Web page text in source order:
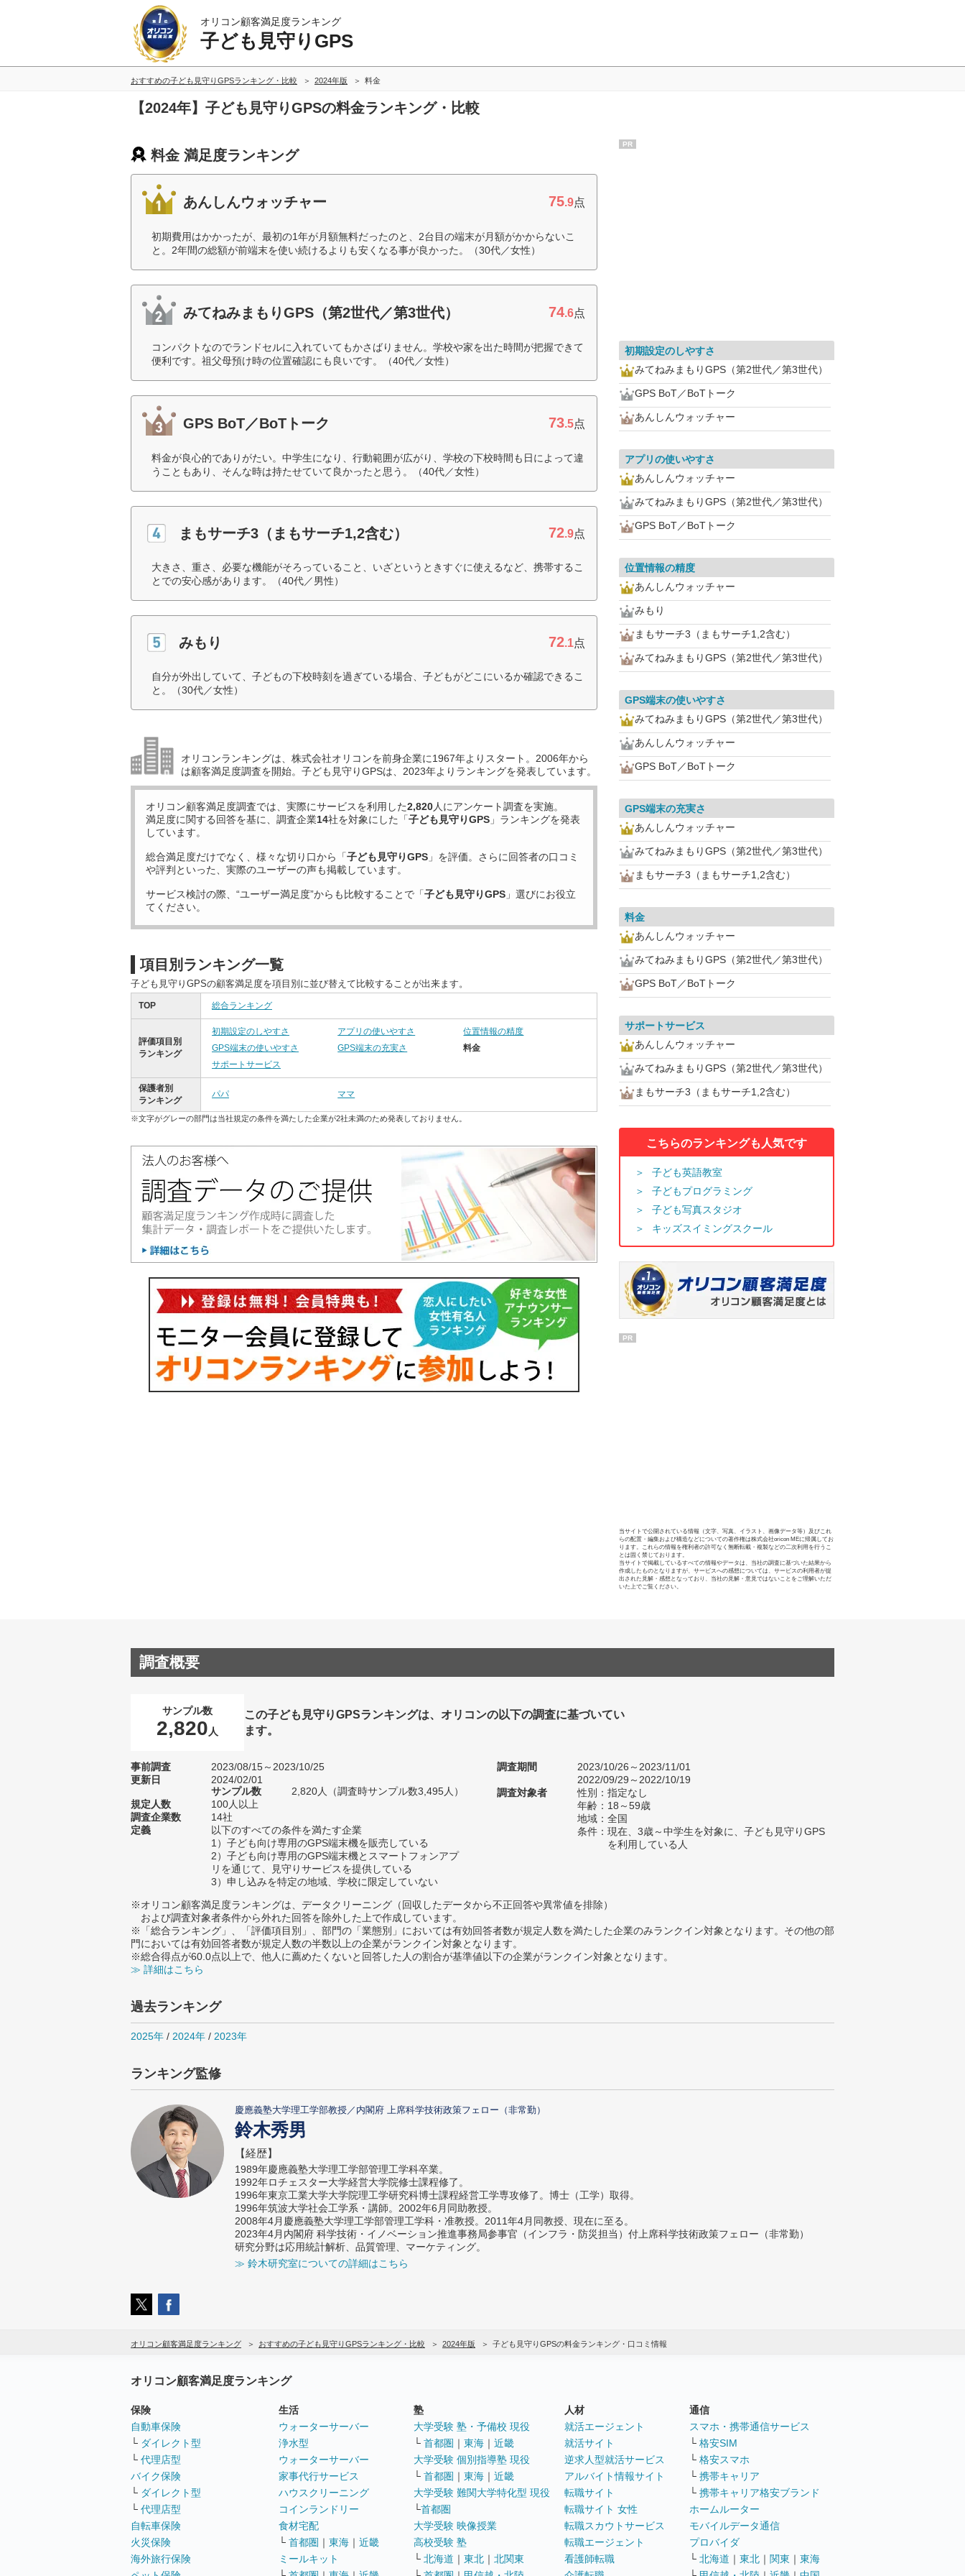
オリコン顧客満足度ランキング
子ども見守りGPS
おすすめの子ども見守りGPSランキング・比較 2024年版 料金
【2024年】子ども見守りGPSの料金ランキング・比較
料金 満足度ランキング
あんしんウォッチャー 75.9点
初期費用はかかったが、最初の1年が月額無料だったのと、2台目の端末が月額がかからないこ
と。2年間の総額が前端末を使い続けるよりも安くなる事が良かった。（30代／女性）
みてねみまもりGPS（第2世代／第3世代） 74.6点
コンパクトなのでランドセルに入れていてもかさばりません。学校や家を出た時間が把握できて
便利です。祖父母預け時の位置確認にも良いです。（40代／女性）
GPS BoT／BoTトーク 73.5点
料金が良心的でありがたい。中学生になり、行動範囲が広がり、学校の下校時間も日によって違
うこともあり、そんな時は持たせていて良かったと思う。（40代／女性）
まもサーチ3（まもサーチ1,2含む） 72.9点
大きさ、重さ、必要な機能がそろっていること、いざというときすぐに使えるなど、携帯するこ
とでの安心感があります。（40代／男性）
みもり 72.1点
自分が外出していて、子どもの下校時刻を過ぎている場合、子どもがどこにいるか確認できるこ
と。（30代／女性）
オリコンランキングは、株式会社オリコンを前身企業に1967年よりスタート。2006年から
は顧客満足度調査を開始。子ども見守りGPSは、2023年よりランキングを発表しています。
オリコン顧客満足度調査では、実際にサービスを利用した2,820人にアンケート調査を実施。
満足度に関する回答を基に、調査企業14社を対象にした「子ども見守りGPS 」ランキングを発表
しています。
総合満足度だけでなく、様々な切り口から「子ども見守りGPS 」を評価。さらに回答者の口コミ
や評判といった、実際のユーザーの声も掲載しています。
サービス検討の際、“ユーザー満足度”からも比較することで「子ども見守りGPS 」選びにお役立
てください。
項目別ランキング一覧
子ども見守りGPSの顧客満足度を項目別に並び替えて比較することが出来ます。
TOP 総合ランキング
評価項目別
ランキング
初期設定のしやすさ アプリの使いやすさ
位置情報の精度
GPS端末の使いやすさ
GPS端末の充実さ
料金
サポートサービス
保護者別
ランキング
パパ ママ
※文字がグレーの部門は当社規定の条件を満たした企業が2社未満のため発表しておりません。
PR
初期設定のしやすさ
みてねみまもりGPS（第2世代／第3世代）
GPS BoT／BoTトーク
あんしんウォッチャー
アプリの使いやすさ
あんしんウォッチャー
みてねみまもりGPS（第2世代／第3世代）
GPS BoT／BoTトーク
位置情報の精度
あんしんウォッチャー
みもり
まもサーチ3（まもサーチ1,2含む）
みてねみまもりGPS（第2世代／第3世代）
GPS端末の使いやすさ
みてねみまもりGPS（第2世代／第3世代）
あんしんウォッチャー
GPS BoT／BoTトーク
GPS端末の充実さ
あんしんウォッチャー
みてねみまもりGPS（第2世代／第3世代）
まもサーチ3（まもサーチ1,2含む）
料金
あんしんウォッチャー
みてねみまもりGPS（第2世代／第3世代）
GPS BoT／BoTトーク
サポートサービス
あんしんウォッチャー
みてねみまもりGPS（第2世代／第3世代）
まもサーチ3（まもサーチ1,2含む）
こちらのランキングも人気です
子ども英語教室
子どもプログラミング
子ども写真スタジオ
キッズスイミングスクール
PR
当サイトで公開されている情報（文字、写真、イラスト、画像データ等）及びこれ
らの配置・編集および構造などについての著作権は株式会社oricon MEに帰属してお
ります。これらの情報を権利者の許可なく無断転載・複製などの二次利用を行うこ
とは固く禁じております。
当サイトで掲載しているすべての情報やデータは、当社の調査に基づいた結果から
作成したものとなりますが、サービスへの感想については、サービスの利用者が提
出された見解・感想となっており、当社の見解・意見ではないことをご理解いただ
いた上でご覧ください。
調査概要
サンプル数
2,820 人
この子ども見守りGPSランキングは、オリコンの以下の調査に基づいてい
ます。
事前調査
2023/08/15～2023/10/25
更新日
2024/02/01
サンプル数
2,820人（調査時サンプル数3,495人）
規定人数
100人以上
調査企業数
14社
定義
以下のすべての条件を満たす企業
1）子ども向け専用のGPS端末機を販売している
2）子ども向け専用のGPS端末機とスマートフォンアプ
リを通じて、見守りサービスを提供している
3）申し込みを特定の地域、学校に限定していない
調査期間
2023/10/26～2023/11/01
2022/09/29～2022/10/19
調査対象者
性別：指定なし
年齢：18～59歳
地域：全国
条件：現在、3歳～中学生を対象に、子ども見守りGPS
を利用している人
※オリコン顧客満足度ランキングは、データクリーニング（回収したデータから不正回答や異常値を排除）
および調査対象者条件から外れた回答を除外した上で作成しています。
※「総合ランキング」、「評価項目別」、部門の「業態別」においては有効回答者数が規定人数を満たした企業のみランクイン対象となります。その他の部
門においては有効回答者数が規定人数の半数以上の企業がランクイン対象となります。
※総合得点が60.0点以上で、他人に薦めたくないと回答した人の割合が基準値以下の企業がランクイン対象となります。
≫ 詳細はこちら
過去ランキング
2025年 / 2024年 / 2023年
ランキング監修
慶應義塾大学理工学部教授／内閣府 上席科学技術政策フェロー（非常勤）
鈴木秀男
【経歴】
1989年慶應義塾大学理工学部管理工学科卒業。
1992年ロチェスター大学経営大学院修士課程修了。
1996年東京工業大学大学院理工学研究科博士課程経営工学専攻修了。博士（工学）取得。
1996年筑波大学社会工学系・講師。2002年6月同助教授。
2008年4月慶應義塾大学理工学部管理工学科・准教授。2011年4月同教授、現在に至る。
2023年4月内閣府 科学技術・イノベーション推進事務局参事官（インフラ・防災担当）付上席科学技術政策フェロー（非常勤）
研究分野は応用統計解析、品質管理、マーケティング。
≫ 鈴木研究室についての詳細はこちら
オリコン顧客満足度ランキング おすすめの子ども見守りGPSランキング・比較 2024年版 子ども見守りGPSの料金ランキング・口コミ情報
オリコン顧客満足度ランキング
保険
自動車保険
└ ダイレクト型
└ 代理店型
バイク保険
└ ダイレクト型
└ 代理店型
自転車保険
火災保険
海外旅行保険
生活
ウォーターサーバー
浄水型
ウォーターサーバー
家事代行サービス
ハウスクリーニング
コインランドリー
食材宅配
└ 首都圏 ｜ 東海 ｜ 近畿
ミールキット
塾
大学受験 塾・予備校 現役
└ 首都圏 ｜ 東海 ｜ 近畿
大学受験 個別指導塾 現役
└ 首都圏 ｜ 東海 ｜ 近畿
大学受験 難関大学特化型 現役
└首都圏
大学受験 映像授業
高校受験 塾
└ 北海道 ｜ 東北 ｜ 北関東
人材
就活エージェント
就活サイト
逆求人型就活サービス
アルバイト情報サイト
転職サイト
転職サイト 女性
転職スカウトサービス
転職エージェント
看護師転職
通信
スマホ・携帯通信サービス
└ 格安SIM
└ 格安スマホ
└ 携帯キャリア
└ 携帯キャリア格安ブランド
ホームルーター
モバイルデータ通信
プロバイダ
└ 北海道 ｜ 東北 ｜ 関東 ｜ 東海